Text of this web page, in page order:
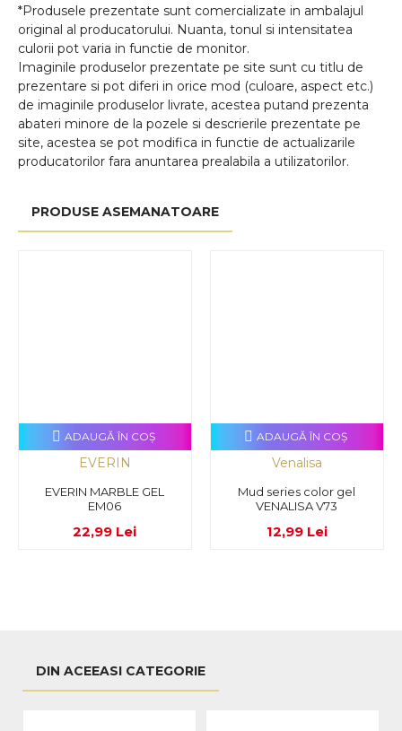
*Produsele prezentate sunt comercializate in ambalajul
original al producatorului. Nuanta, tonul si intensitatea
culorii pot varia in functie de monitor.
Imaginile produselor prezentate pe site sunt cu titlu de
prezentare si pot diferi in orice mod (culoare, aspect etc.)
de imaginile produselor livrate, acestea putand prezenta
abateri minore de la pozele si descrierile prezentate pe
site, acestea se pot modifica in functie de actualizarile
producatorilor fara anuntarea prealabila a utilizatorilor.
PRODUSE ASEMANATOARE
EVERIN
EVERIN MARBLE GEL
EM06
22,99 Lei
ADAUGĂ ÎN COŞ
Venalisa
Mud series color gel
VENALISA V73
12,99 Lei
ADAUGĂ ÎN COŞ
DIN ACEEASI CATEGORIE